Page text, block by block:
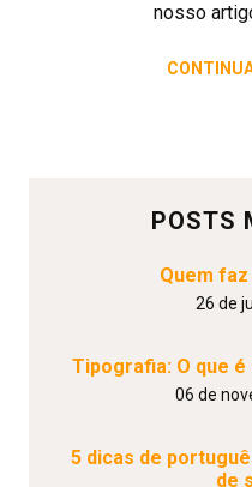
nosso
POSTS
Quem
26 de
Tipografia: O que
06 de
5 dicas de
de